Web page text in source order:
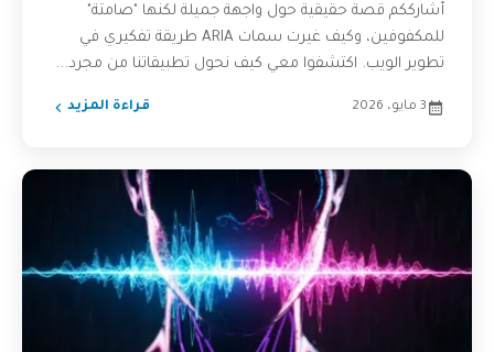
أشارككم قصة حقيقية حول واجهة جميلة لكنها "صامتة"
للمكفوفين، وكيف غيرت سمات ARIA طريقة تفكيري في
تطوير الويب. اكتشفوا معي كيف نحول تطبيقاتنا من مجرد...
3 مايو، 2026 قراءة المزيد